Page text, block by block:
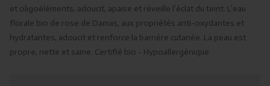
et oligoéléments, adoucit, apaise et réveille l’éclat du teint. L’eau
florale bio de rose de Damas, aux propriétés anti-oxydantes et
hydratantes, adoucit et renforce la barrière cutanée. La peau est
propre, nette et saine. Certifié bio - Hypoallergénique